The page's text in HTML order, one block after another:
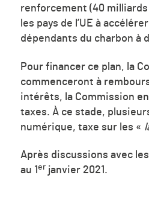
renforcement (40
les pays de l’UE à
dépendants du charbon à
Pour financer ce plan, la
commenceront à
intérêts, la Commission
taxes. À ce stade,
numérique, taxe sur les «
Après discussions avec
au 1er janvier 2021.